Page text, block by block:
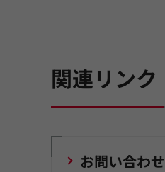
関連リンク
お問い合わせ